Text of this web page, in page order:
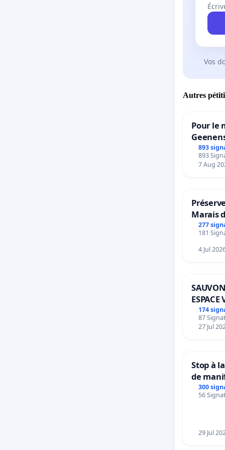
Vos
Autres
Pour le
893
893
7 Aug
Marais
277
181
4 Jul
ESPACE
174
87
27 Jul
Stop à
de
300
56
29 Jul